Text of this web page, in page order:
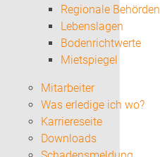
Regionale Behörden
Lebenslagen
Bodenrichtwerte
Mietspiegel
Mitarbeiter
Was erledige ich wo?
Karriereseite
Downloads